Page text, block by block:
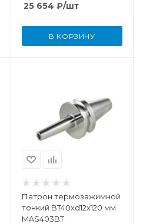
25 654 ₽/шт
В КОРЗИНУ
Патрон термозажимной
тонкий BT40xd12x120 мм
MAS403BT